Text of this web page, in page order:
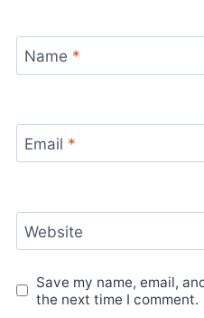
Name *
Email *
Website
Save my name, email,
the next time I comment.